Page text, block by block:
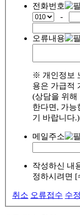
전화번호
-
오류내용
※ 개인정보
용은 가급적
(상담을 위해
한다면, 가능
기 바랍니다.)
메일주소
작성하신 내
정하시려면 [
취소 오류접수 수정